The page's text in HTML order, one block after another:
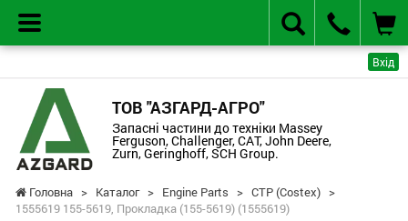
Вхід
ТОВ "АЗГАРД-АГРО"
Запасні частини до техніки Massey
Ferguson, Challenger, CAT, John Deere,
Zurn, Geringhoff, SCH Group.
Головна > Каталог > Engine Parts > CTP (Costex) >
1555619 155-5619, Прокладка (155-5619) (1555619)